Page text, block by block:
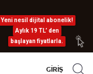
Yeni nesil dijital abonelik!
Aylık 19 TL’ den
başlayan fiyatlarla.
GİRİŞ